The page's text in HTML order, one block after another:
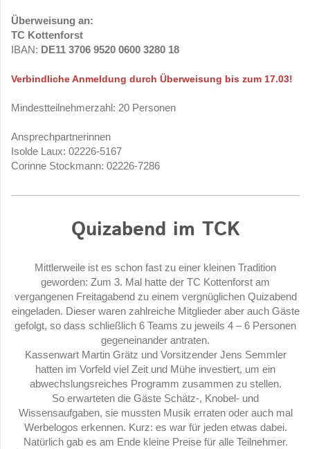
Überweisung an:
TC Kottenforst
IBAN: DE11 3706 9520 0600 3280 18
Verbindliche Anmeldung durch Überweisung bis zum 17.03!
Mindestteilnehmerzahl: 20 Personen
Ansprechpartnerinnen
Isolde Laux: 02226-5167
Corinne Stockmann: 02226-7286
Quizabend im TCK
Mittlerweile ist es schon fast zu einer kleinen Tradition
geworden: Zum 3. Mal hatte der TC Kottenforst am
vergangenen Freitagabend zu einem vergnüglichen Quizabend
eingeladen. Dieser waren zahlreiche Mitglieder aber auch Gäste
gefolgt, so dass schließlich 6 Teams zu jeweils 4 – 6 Personen
gegeneinander antraten.
Kassenwart Martin Grätz und Vorsitzender Jens Semmler
hatten im Vorfeld viel Zeit und Mühe investiert, um ein
abwechslungsreiches Programm zusammen zu stellen.
So erwarteten die Gäste Schätz-, Knobel- und
Wissensaufgaben, sie mussten Musik erraten oder auch mal
Werbelogos erkennen. Kurz: es war für jeden etwas dabei.
Natürlich gab es am Ende kleine Preise für alle Teilnehmer.